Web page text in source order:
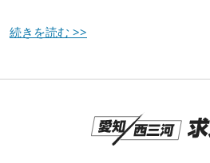
続きを読む >>